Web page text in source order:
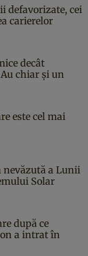
defavorizate, cei
carierelor
decât
chiar și un
este cel mai
nevăzută a Lunii
Solar
după ce
a intrat în